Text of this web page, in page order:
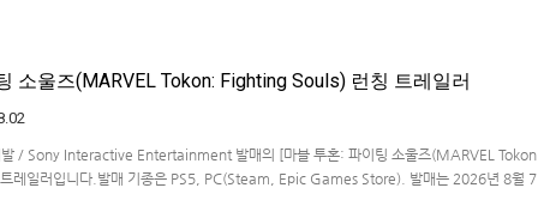
소울즈(MARVEL Tokon: Fighting Souls) 런칭 트레일러
/ Sony Interactive Entertainment 발매의 [마블 투혼: 파이팅 소울즈(MARVEL
레일러입니다.발매 기종은 PS5, PC(Steam, Epic Games Store). 발매는 2026년 8월 7